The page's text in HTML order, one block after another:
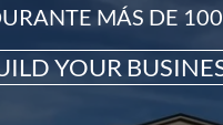
MÁS DE
YOUR